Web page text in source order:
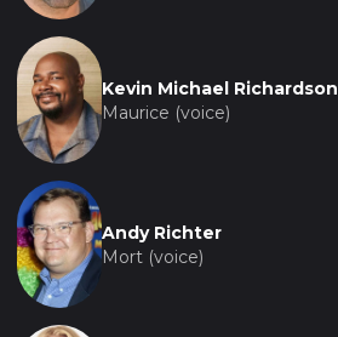
Kevin Michael Richardson
Maurice (voice)
Andy Richter
Mort (voice)